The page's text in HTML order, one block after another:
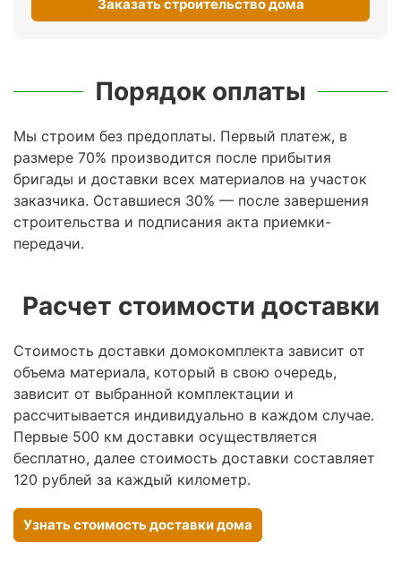
Заказать строительство дома
Порядок оплаты
Мы строим без предоплаты. Первый платеж, в
размере 70% производится после прибытия
бригады и доставки всех материалов на участок
заказчика. Оставшиеся 30% — после завершения
строительства и подписания акта приемки-
передачи.
Расчет стоимости доставки
Стоимость доставки домокомплекта зависит от
объема материала, который в свою очередь,
зависит от выбранной комплектации и
рассчитывается индивидуально в каждом случае.
Первые 500 км доставки осуществляется
бесплатно, далее стоимость доставки составляет
120 рублей за каждый километр.
Узнать стоимость доставки дома